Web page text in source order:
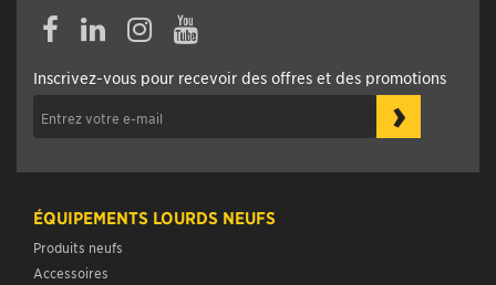
Inscrivez-vous pour recevoir des offres et des promotions
›
ÉQUIPEMENTS LOURDS NEUFS
Produits neufs
Accessoires